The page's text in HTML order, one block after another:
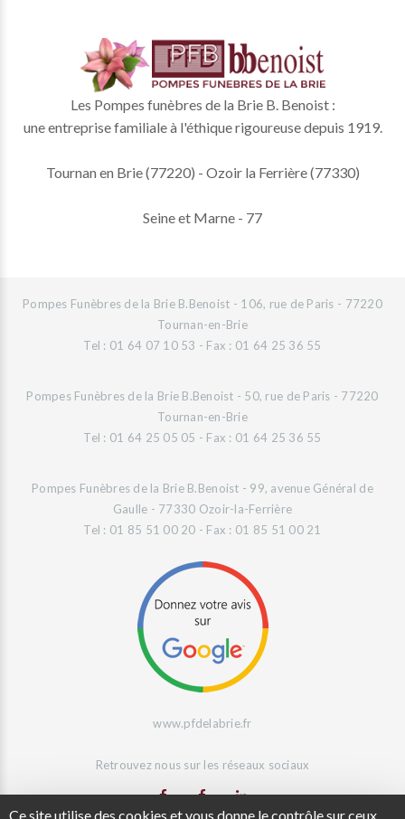
Ce site utilise des cookies et vous donne le contrôle sur ceux
Les Pompes funèbres de la Brie B. Benoist :
une entreprise familiale à l'éthique rigoureuse depuis 1919.
Tournan en Brie (77220) - Ozoir la Ferrière (77330)
Seine et Marne - 77
Pompes Funèbres de la Brie B.Benoist - 106, rue de Paris - 77220
Tournan-en-Brie
Tel : 01 64 07 10 53 - Fax : 01 64 25 36 55
Pompes Funèbres de la Brie B.Benoist - 50, rue de Paris - 77220
Tournan-en-Brie
Tel : 01 64 25 05 05 - Fax : 01 64 25 36 55
Pompes Funèbres de la Brie B.Benoist - 99, avenue Général de
Gaulle - 77330 Ozoir-la-Ferrière
Tel : 01 85 51 00 20 - Fax : 01 85 51 00 21
www.pfdelabrie.fr
Retrouvez nous sur les réseaux sociaux